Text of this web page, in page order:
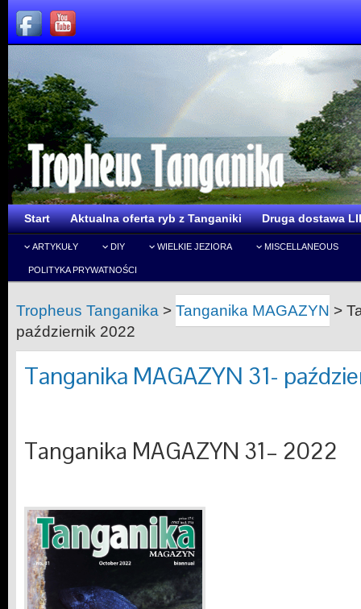
Start Aktualna oferta ryb z Tanganiki Druga dostawa
ARTYKUŁY DIY WIELKIE JEZIORA MISCELLANEOUS
POLITYKA PRYWATNOŚCI
Tropheus Tanganika > Tanganika MAGAZYN >
październik 2022
Tanganika MAGAZYN 31-
Tanganika MAGAZYN 31– 2022